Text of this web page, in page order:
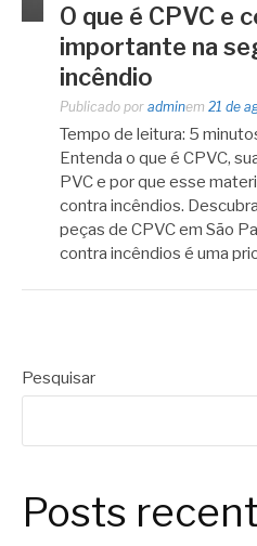
O que é CPVC e
importante na
incêndio
Publicado por adminem 21 de
Tempo de leitura: 5
Entenda o que é CPVC,
PVC e por que esse
contra incêndios.
peças de CPVC em São
contra incêndios é uma
Pesquisar
Posts